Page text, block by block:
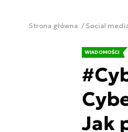
Strona główna Social
WIADOMOŚCI
Jak